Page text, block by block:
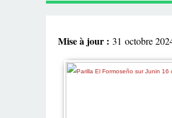
Mise à jour : 31 octobre